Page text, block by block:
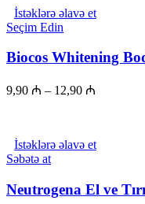
İstəklərə əlavə et
Seçim Edin
has
variants.
The
be
chosen
product
Biocos Whitening
9,90 ₼ – 12,90 ₼
İstəklərə əlavə et
Səbətə at
Neutrogena El ve